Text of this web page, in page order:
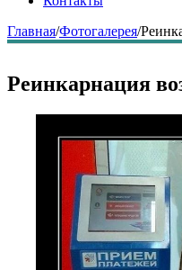
Главная/Фотогалерея/
Реинкарнация